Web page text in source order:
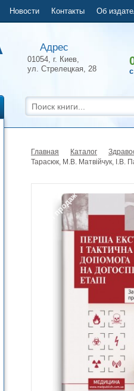
Новости Контакты Об
Адрес
01054, г. Киев,
ул. Стрелецкая, 28
Главная Каталог
Тарасюк, М.В. Матвійчук, І.В.
Топ продаж